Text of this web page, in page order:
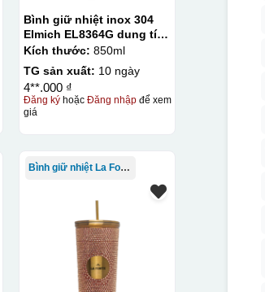
Bình giữ nhiệt inox 304
Elmich EL8364G dung tích
850ml
Kích thước: 850ml
TG sản xuất: 10 ngày
4**.000 ₫
Đăng ký hoặcĐăng nhập để xem
giá
Bình giữ nhiệt La Fonte